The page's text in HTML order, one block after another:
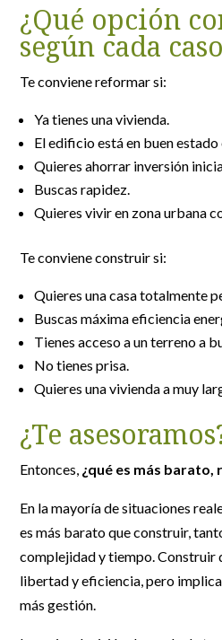
¿Qué opción
según cada
Te conviene reformar si:
Ya tienes una vivienda.
El edificio está en buen
Quieres ahorrar inversión
Buscas rapidez.
Quieres vivir en zona urbana
Te conviene construir si:
Quieres una casa totalmente
Buscas máxima eficiencia
Tienes acceso a un terreno a
No tienes prisa.
Quieres una vivienda a muy
¿Te
Entonces, ¿qué es más
En la mayoría de situaciones
es más barato que construir,
complejidad y tiempo. Construir
libertad y eficiencia, pero
más gestión.